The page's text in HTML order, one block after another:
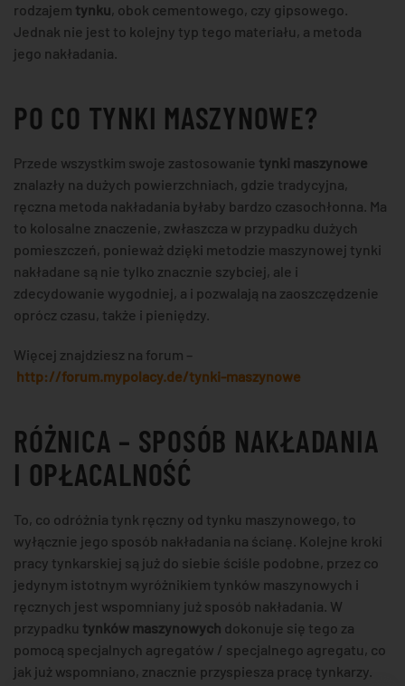
rodzajem tynku, obok cementowego, czy gipsowego.
Jednak nie jest to kolejny typ tego materiału, a metoda
jego nakładania.
PO CO TYNKI MASZYNOWE?
Przede wszystkim swoje zastosowanie tynki maszynowe
znalazły na dużych powierzchniach, gdzie tradycyjna,
ręczna metoda nakładania byłaby bardzo czasochłonna. Ma
to kolosalne znaczenie, zwłaszcza w przypadku dużych
pomieszczeń, ponieważ dzięki metodzie maszynowej tynki
nakładane są nie tylko znacznie szybciej, ale i
zdecydowanie wygodniej, a i pozwalają na zaoszczędzenie
oprócz czasu, także i pieniędzy.
Więcej znajdziesz na forum –
http://forum.mypolacy.de/tynki-maszynowe
RÓŻNICA – SPOSÓB NAKŁADANIA
I OPŁACALNOŚĆ
To, co odróżnia tynk ręczny od tynku maszynowego, to
wyłącznie jego sposób nakładania na ścianę. Kolejne kroki
pracy tynkarskiej są już do siebie ściśle podobne, przez co
jedynym istotnym wyróżnikiem tynków maszynowych i
ręcznych jest wspomniany już sposób nakładania. W
przypadku tynków maszynowych dokonuje się tego za
pomocą specjalnych agregatów / specjalnego agregatu, co
jak już wspomniano, znacznie przyspiesza pracę tynkarzy.